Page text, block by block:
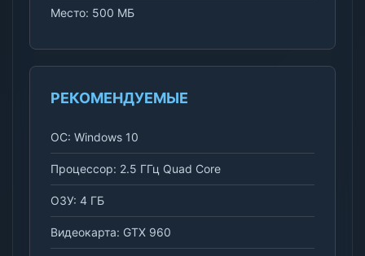
Место: 500 МБ
РЕКОМЕНДУЕМЫЕ
ОС: Windows 10
Процессор: 2.5 ГГц Quad Core
ОЗУ: 4 ГБ
Видеокарта: GTX 960